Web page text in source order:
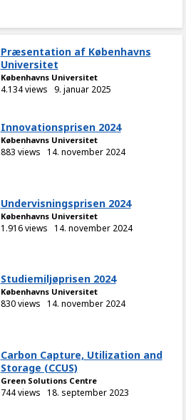
Præsentation af Københavns
Universitet
Københavns Universitet
4.134 views 9. januar 2025
Innovationsprisen 2024
Københavns Universitet
883 views 14. november 2024
Undervisningsprisen 2024
Københavns Universitet
1.916 views 14. november 2024
Studiemiljøprisen 2024
Københavns Universitet
830 views 14. november 2024
Carbon Capture, Utilization and
Storage (CCUS)
Green Solutions Centre
744 views 18. september 2023